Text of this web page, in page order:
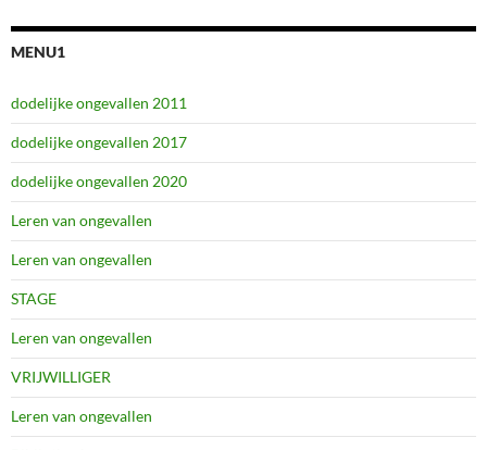
MENU1
dodelijke ongevallen 2011
dodelijke ongevallen 2017
dodelijke ongevallen 2020
Leren van ongevallen
Leren van ongevallen
STAGE
Leren van ongevallen
VRIJWILLIGER
Leren van ongevallen